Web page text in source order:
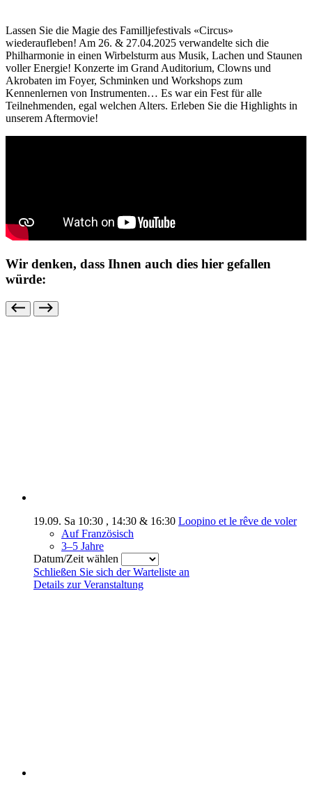
Lassen Sie die Magie des Familljefestivals «Circus»
wiederaufleben! Am 26. & 27.04.2025 verwandelte sich die
Philharmonie in einen Wirbelsturm aus Musik, Lachen und Staunen
voller Energie! Konzerte im Grand Auditorium, Clowns und
Akrobaten im Foyer, Schminken und Workshops zum
Kennenlernen von Instrumenten… Es war ein Fest für alle
Teilnehmenden, egal welchen Alters. Erleben Sie die Highlights in
unserem Aftermovie!
Wir denken, dass Ihnen auch dies hier gefallen
würde:
19.09. Sa 10:30 , 14:30 & 16:30 Loopino et le rêve de voler
Auf Französisch
3–5 Jahre
Datum/Zeit wählen
Schließen Sie sich der Warteliste an
Details zur Veranstaltung